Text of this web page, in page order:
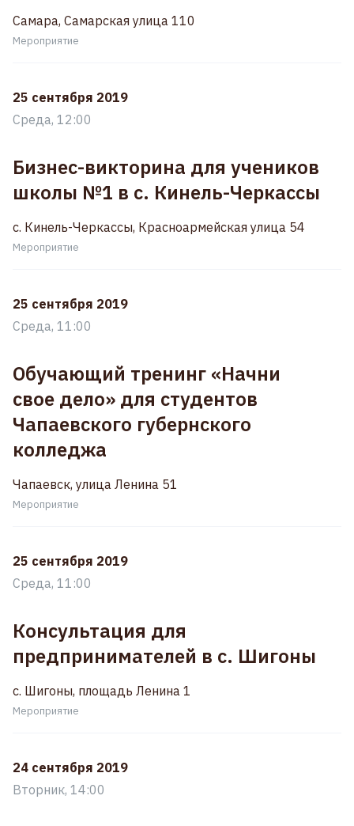
Самара, Самарская улица 110
Мероприятие
25 сентября 2019
Среда, 12:00
Бизнес-викторина для учеников
школы №1 в с. Кинель-Черкассы
с. Кинель-Черкассы, Красноармейская улица 54
Мероприятие
25 сентября 2019
Среда, 11:00
Обучающий тренинг «Начни
свое дело» для студентов
Чапаевского губернского
колледжа
Чапаевск, улица Ленина 51
Мероприятие
25 сентября 2019
Среда, 11:00
Консультация для
предпринимателей в с. Шигоны
с. Шигоны, площадь Ленина 1
Мероприятие
24 сентября 2019
Вторник, 14:00